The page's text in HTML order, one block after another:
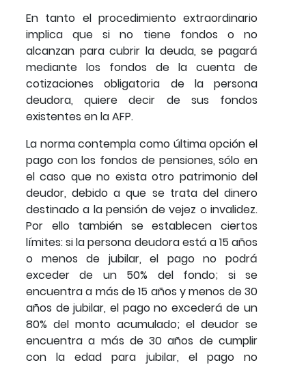
En tanto el procedimiento extraordinario
implica que si no tiene fondos o no
alcanzan para cubrir la deuda, se pagará
mediante los fondos de la cuenta de
cotizaciones obligatoria de la persona
deudora, quiere decir de sus fondos
existentes en la AFP.
La norma contempla como última opción el
pago con los fondos de pensiones, sólo en
el caso que no exista otro patrimonio del
deudor, debido a que se trata del dinero
destinado a la pensión de vejez o invalidez.
Por ello también se establecen ciertos
límites: si la persona deudora está a 15 años
o menos de jubilar, el pago no podrá
exceder de un 50% del fondo; si se
encuentra a más de 15 años y menos de 30
años de jubilar, el pago no excederá de un
80% del monto acumulado; el deudor se
encuentra a más de 30 años de cumplir
con la edad para jubilar, el pago no